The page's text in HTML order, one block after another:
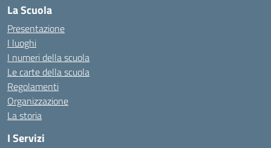
La Scuola
Presentazione
I luoghi
I numeri della scuola
Le carte della scuola
Regolamenti
Organizzazione
La storia
I Servizi